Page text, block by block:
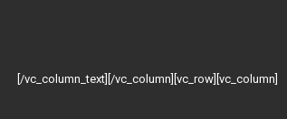
[/vc_column_text][/vc_column][vc_row][vc_column]